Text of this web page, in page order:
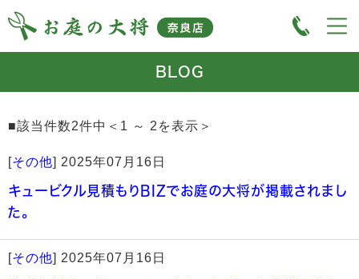
BLOG
■該当件数2件中＜1 ～ 2を表示＞
[その他] 2025年07月16日
キュービクル見積もりBIZでお庭の大将が掲載されまし
た。
[その他] 2025年07月16日